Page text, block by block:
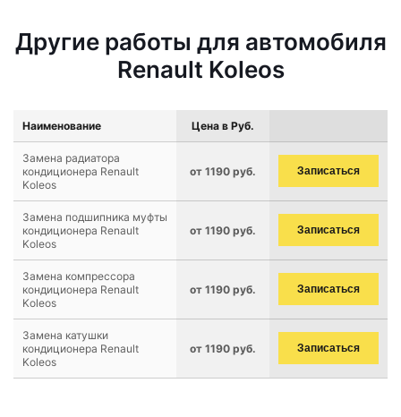
Другие работы для автомобиля
Renault Koleos
Наименование Цена в Руб.
Замена радиатора
кондиционера Renault
Koleos
от 1190 руб. Записаться
Замена подшипника муфты
кондиционера Renault
Koleos
от 1190 руб. Записаться
Замена компрессора
кондиционера Renault
Koleos
от 1190 руб. Записаться
Замена катушки
кондиционера Renault
Koleos
от 1190 руб. Записаться